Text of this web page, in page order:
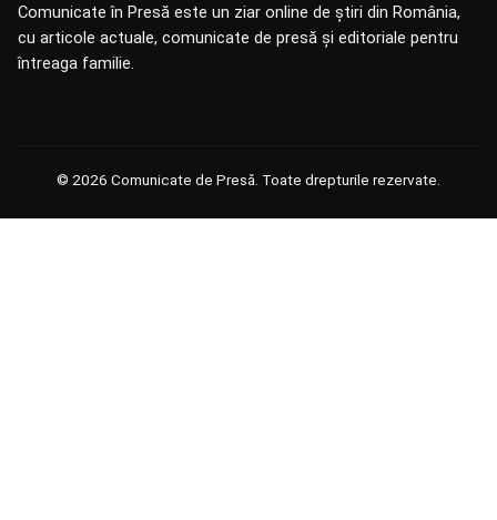
Comunicate în Presă este un ziar online de știri din România,
cu articole actuale, comunicate de presă și editoriale pentru
întreaga familie.
© 2026 Comunicate de Presă. Toate drepturile rezervate.